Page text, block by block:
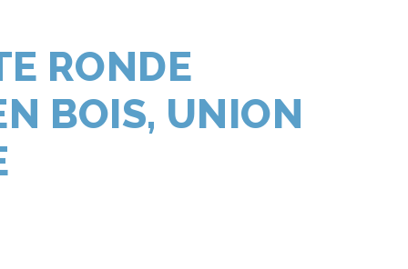
RONDE
BOIS, UNION